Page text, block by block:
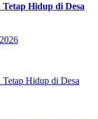
Hidup di Desa